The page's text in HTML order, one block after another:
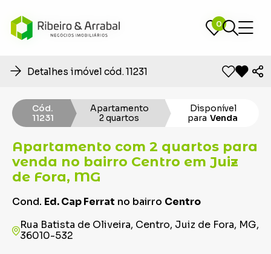
0
0
Detalhes imóvel cód. 11231
Cód.
11231
Apartamento
2 quartos
Disponível
para Venda
Apartamento com 2 quartos para
venda no bairro Centro em Juiz
de Fora, MG
Cond. Ed. Cap Ferrat no bairro Centro
Rua Batista de Oliveira, Centro, Juiz de Fora, MG,
36010-532